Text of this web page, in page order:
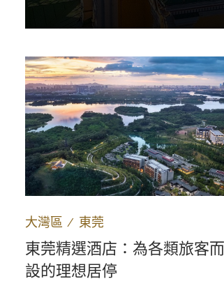
大灣區 ∕ 東莞
東莞精選酒店：為各類旅客而
設的理想居停